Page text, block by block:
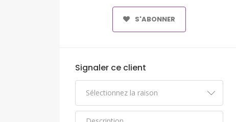
S'ABONNER
Signaler ce client